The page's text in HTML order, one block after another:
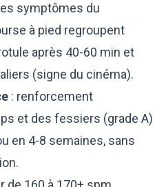
symptômes du
à pied regroupent
après 40-60 min et
(signe du cinéma).
: renforcement
et des fessiers (grade A)
en 4-8 semaines, sans